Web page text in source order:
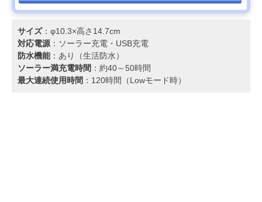
サイズ：φ10.3×高さ14.7cm
対応電源：ソーラー充電‎・USB充電
防水機能：あり（生活防水）
ソーラー満充電時間 ：約40～50時間
最大連続使用時間 ：120時間（Lowモード時）